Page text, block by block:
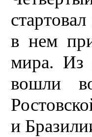
в нем
мира. Из
вошли
и